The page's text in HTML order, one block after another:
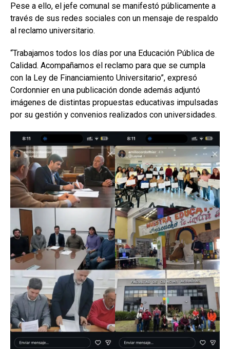
Pese a ello, el jefe comunal se manifestó públicamente a
través de sus redes sociales con un mensaje de respaldo
al reclamo universitario.
“Trabajamos todos los días por una Educación Pública de
Calidad. Acompañamos el reclamo para que se cumpla
con la Ley de Financiamiento Universitario”, expresó
Cordonnier en una publicación donde además adjuntó
imágenes de distintas propuestas educativas impulsadas
por su gestión y convenios realizados con universidades.